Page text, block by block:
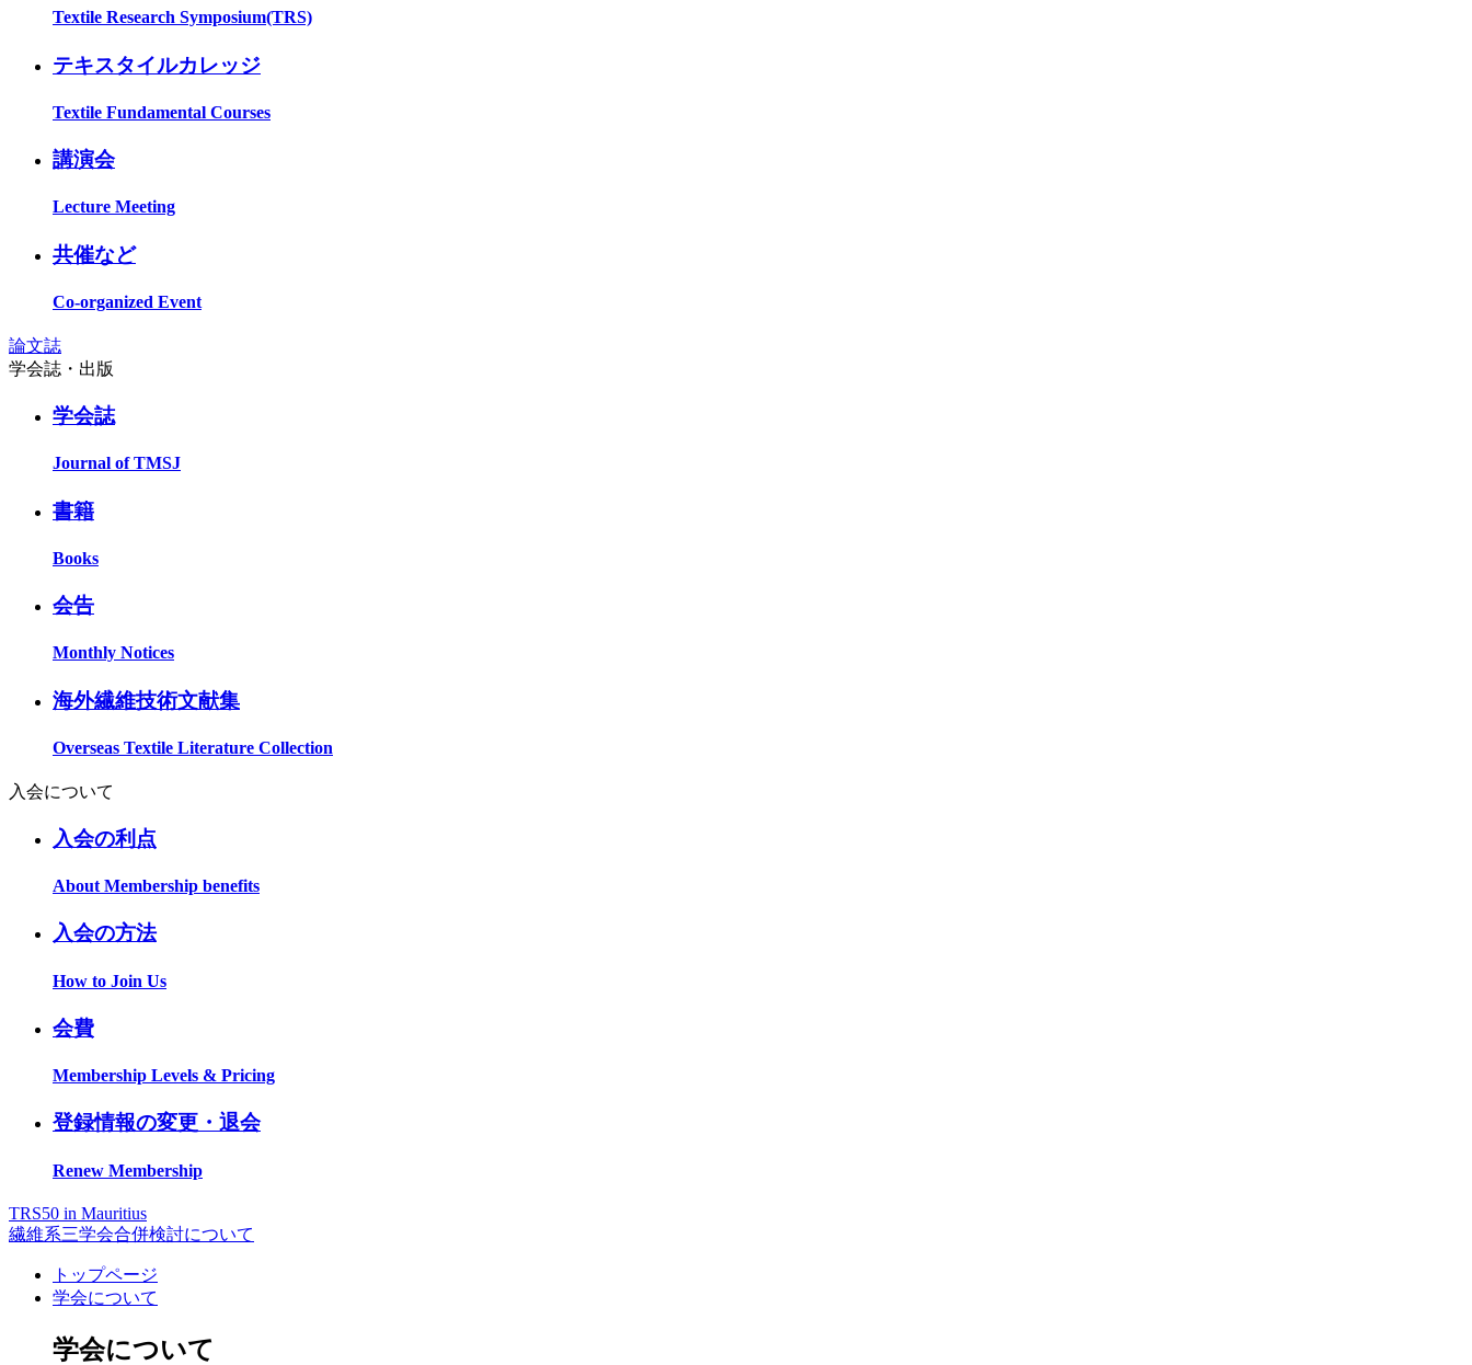
Textile Research Symposium(TRS)
テキスタイルカレッジ
Textile Fundamental Courses
講演会
Lecture Meeting
共催など
Co-organized Event
論文誌
学会誌・出版
学会誌
Journal of TMSJ
書籍
Books
会告
Monthly Notices
海外繊維技術文献集
Overseas Textile Literature Collection
入会について
入会の利点
About Membership benefits
入会の方法
How to Join Us
会費
Membership Levels & Pricing
登録情報の変更・退会
Renew Membership
TRS50 in Mauritius
繊維系三学会合併検討について
トップページ
学会について
学会について